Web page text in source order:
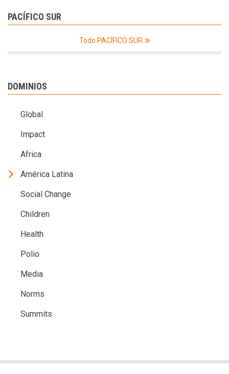
PACÍFICO SUR
Todo PACÍFICO SUR
DOMINIOS
Global
Impact
Africa
América Latina
Social Change
Children
Health
Polio
Media
Norms
Summits